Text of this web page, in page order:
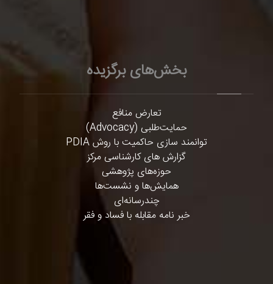
بخش‌های برگزیده
تعارض منافع
حمایت‌طلبی (Advocacy)
توانمند سازی حاکمیت با روش PDIA
گزارش های کارشناسی مرکز
حوزه‌های پژوهشی
همایش‌ها و نشست‌ها
چندرسانه‌ای
خبر نامه مقابله با فساد و فقر